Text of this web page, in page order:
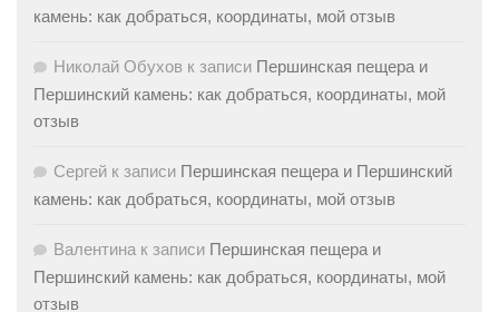
камень: как добраться, координаты, мой отзыв
Николай Обухов к записи Першинская пещера и
Першинский камень: как добраться, координаты, мой
отзыв
Сергей к записи Першинская пещера и Першинский
камень: как добраться, координаты, мой отзыв
Валентина к записи Першинская пещера и
Першинский камень: как добраться, координаты, мой
отзыв